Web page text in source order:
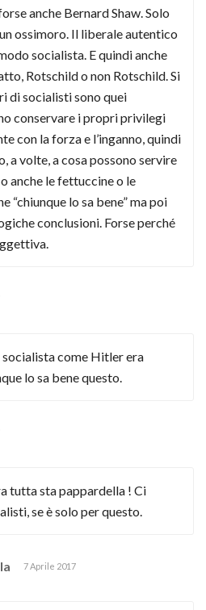
anche Bernard Shaw. Solo
ossimoro. Il liberale autentico
socialista. E quindi anche
Rotschild o non Rotschild. Si
di socialisti sono quei
conservare i propri privilegi
con la forza e l’inganno, quindi
a volte, a cosa possono servire
anche le fettuccine o le
“chiunque lo sa bene” ma poi
conclusioni. Forse perché
come Hitler era
lo sa bene questo.
tutta sta pappardella ! Ci
se è solo per questo.
7 Aprile 2017